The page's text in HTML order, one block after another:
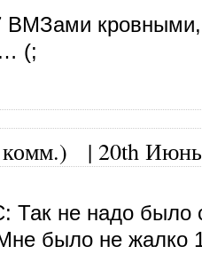
кровными,
(;
| 20th
: Так не надо было
было не жалко